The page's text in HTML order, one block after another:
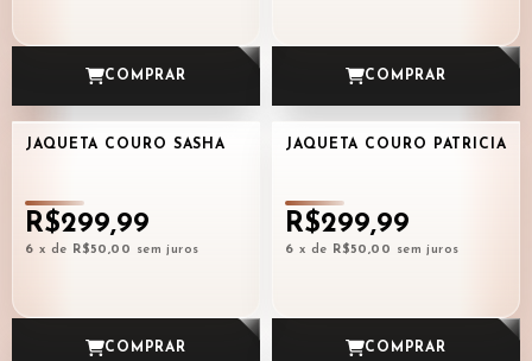
COMPRAR COMPRAR
JAQUETA COURO SASHA
R$299,99
6 x de R$50,00 sem juros
COMPRAR
JAQUETA COURO PATRICIA
R$299,99
6 x de R$50,00 sem juros
COMPRAR